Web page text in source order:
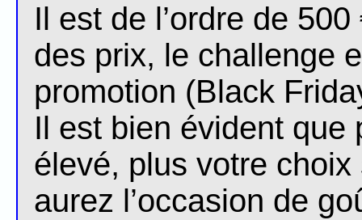
Il est de l’ordre de
des prix, le challenge
promotion (Black
Il est bien évident que
élevé, plus votre
aurez l’occasion de